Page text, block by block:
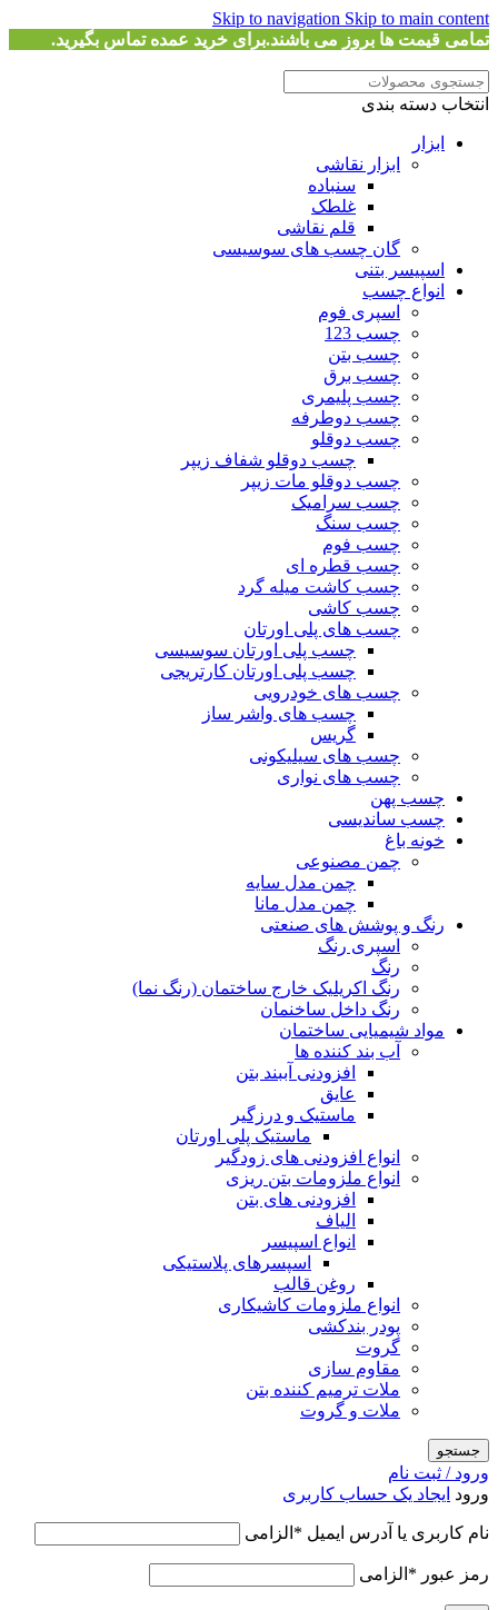
Skip to navigation Skip to main content
تمامی قیمت ها بروز می باشند.برای خرید عمده تماس بگیرید.
انتخاب دسته بندی
ابزار
ابزار نقاشی
سنباده
غلطک
قلم نقاشی
گان چسب های سوسیسی
اسپیسر بتنی
انواع چسب
اسپری فوم
چسب 123
چسب بتن
چسب برق
چسب پلیمری
چسب دوطرفه
چسب دوقلو
چسب دوقلو شفاف زیپر
چسب دوقلو مات زیپر
چسب سرامیک
چسب سنگ
چسب فوم
چسب قطره ای
چسب کاشت میله گرد
چسب کاشی
چسب های پلی اورتان
چسب پلی اورتان سوسیسی
چسب پلی اورتان کارتریجی
چسب های خودرویی
چسب های واشر ساز
گریس
چسب های سیلیکونی
چسب های نواری
چسب پهن
چسب ساندیسی
خونه باغ
چمن مصنوعی
چمن مدل سایه
چمن مدل مانا
رنگ و پوشش های صنعتی
اسپری رنگ
رنگ
رنگ اکریلیک خارج ساختمان (رنگ نما)
رنگ داخل ساخنمان
مواد شیمیایی ساختمان
آب بند کننده ها
افزودنی آببند بتن
عایق
ماستیک و درزگیر
ماستیک پلی اورتان
انواع افزودنی های زودگیر
انواع ملزومات بتن ریزی
افزودنی های بتن
الیاف
انواع اسپیسر
اسپسرهای پلاستیکی
روغن قالب
انواع ملزومات کاشیکاری
پودر بندکشی
گروت
مقاوم سازی
ملات ترمیم کننده بتن
ملات و گروت
جستجو
ورود / ثبت نام
ورود ایجاد یک حساب کاربری
نام کاربری یا آدرس ایمیل * الزامی
رمز عبور * الزامی